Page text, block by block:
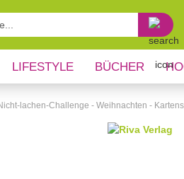
LIFESTYLE BÜCHER
lachen-Challenge - Weihnachten -